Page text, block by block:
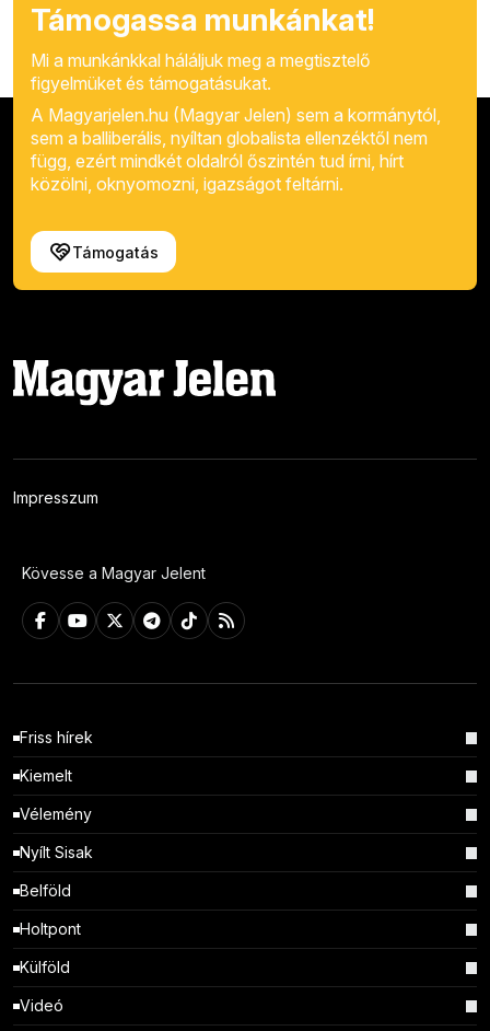
Támogassa munkánkat!
Mi a munkánkkal háláljuk meg a megtisztelő
figyelmüket és támogatásukat.
A Magyarjelen.hu (Magyar Jelen) sem a kormánytól,
sem a balliberális, nyíltan globalista ellenzéktől nem
függ, ezért mindkét oldalról őszintén tud írni, hírt
közölni, oknyomozni, igazságot feltárni.
Támogatás
Impresszum
Kövesse a Magyar Jelent
Friss hírek
Kiemelt
Vélemény
Nyílt Sisak
Belföld
Holtpont
Külföld
Videó